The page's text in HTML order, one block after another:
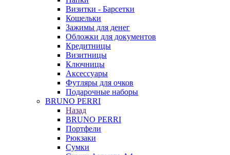
Визитки - Барсетки
Кошельки
Зажимы для денег
Обложки для документов
Кредитницы
Визитницы
Ключницы
Аксессуары
Футляры для очков
Подарочные наборы
BRUNO PERRI
Назад
BRUNO PERRI
Портфели
Рюкзаки
Сумки